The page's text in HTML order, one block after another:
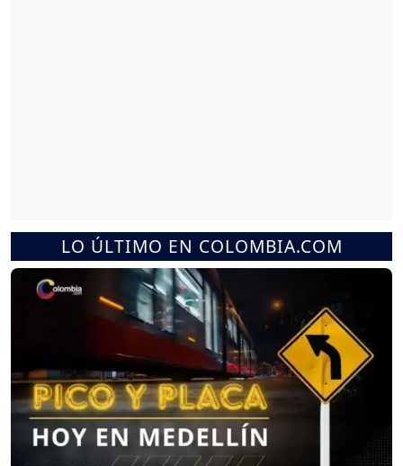
LO ÚLTIMO EN COLOMBIA.COM